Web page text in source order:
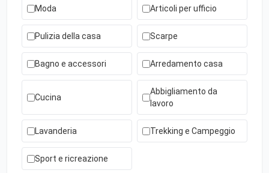
Moda Articoli per ufficio
Pulizia della casa Scarpe
Bagno e accessori Arredamento casa
Cucina
Abbigliamento da
lavoro
Lavanderia Trekking e Campeggio
Sport e ricreazione